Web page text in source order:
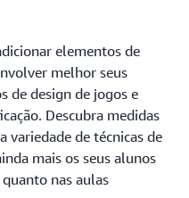
elementos de
melhor seus
de design de jogos e
Descubra medidas
variedade de técnicas de
mais os seus alunos
nas aulas